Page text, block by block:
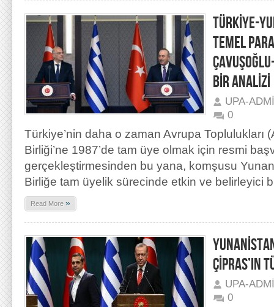
TÜRKİYE-
TEMEL
BİR ANALİZİ
UPA-
0
Türkiye’nin daha o zaman Avrupa Toplulukları
Birliği’ne 1987’de tam üye olmak için resmi
gerçekleştirmesinden bu yana, komşusu
Birliğe tam üyelik sürecinde etkin ve belirleyici
Read More »
ÇİPRAS’IN
UPA-
0